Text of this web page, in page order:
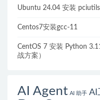
Ubuntu 24.04 安装
Centos7安装gcc-11
CentOS 7 安装 Python
战方案）
AI Agent AI 助手 AI